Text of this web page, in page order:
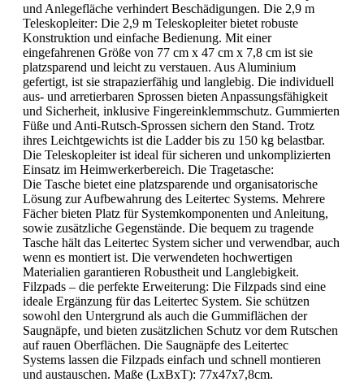
und Anlegefläche verhindert Beschädigungen. Die 2,9 m
Teleskopleiter: Die 2,9 m Teleskopleiter bietet robuste
Konstruktion und einfache Bedienung. Mit einer
eingefahrenen Größe von 77 cm x 47 cm x 7,8 cm ist sie
platzsparend und leicht zu verstauen. Aus Aluminium
gefertigt, ist sie strapazierfähig und langlebig. Die individuell
aus- und arretierbaren Sprossen bieten Anpassungsfähigkeit
und Sicherheit, inklusive Fingereinklemmschutz. Gummierten
Füße und Anti-Rutsch-Sprossen sichern den Stand. Trotz
ihres Leichtgewichts ist die Ladder bis zu 150 kg belastbar.
Die Teleskopleiter ist ideal für sicheren und unkomplizierten
Einsatz im Heimwerkerbereich. Die Tragetasche:
Die Tasche bietet eine platzsparende und organisatorische
Lösung zur Aufbewahrung des Leitertec Systems. Mehrere
Fächer bieten Platz für Systemkomponenten und Anleitung,
sowie zusätzliche Gegenstände. Die bequem zu tragende
Tasche hält das Leitertec System sicher und verwendbar, auch
wenn es montiert ist. Die verwendeten hochwertigen
Materialien garantieren Robustheit und Langlebigkeit.
Filzpads – die perfekte Erweiterung: Die Filzpads sind eine
ideale Ergänzung für das Leitertec System. Sie schützen
sowohl den Untergrund als auch die Gummiflächen der
Saugnäpfe, und bieten zusätzlichen Schutz vor dem Rutschen
auf rauen Oberflächen. Die Saugnäpfe des Leitertec
Systems lassen die Filzpads einfach und schnell montieren
und austauschen. Maße (LxBxT): 77x47x7,8cm.